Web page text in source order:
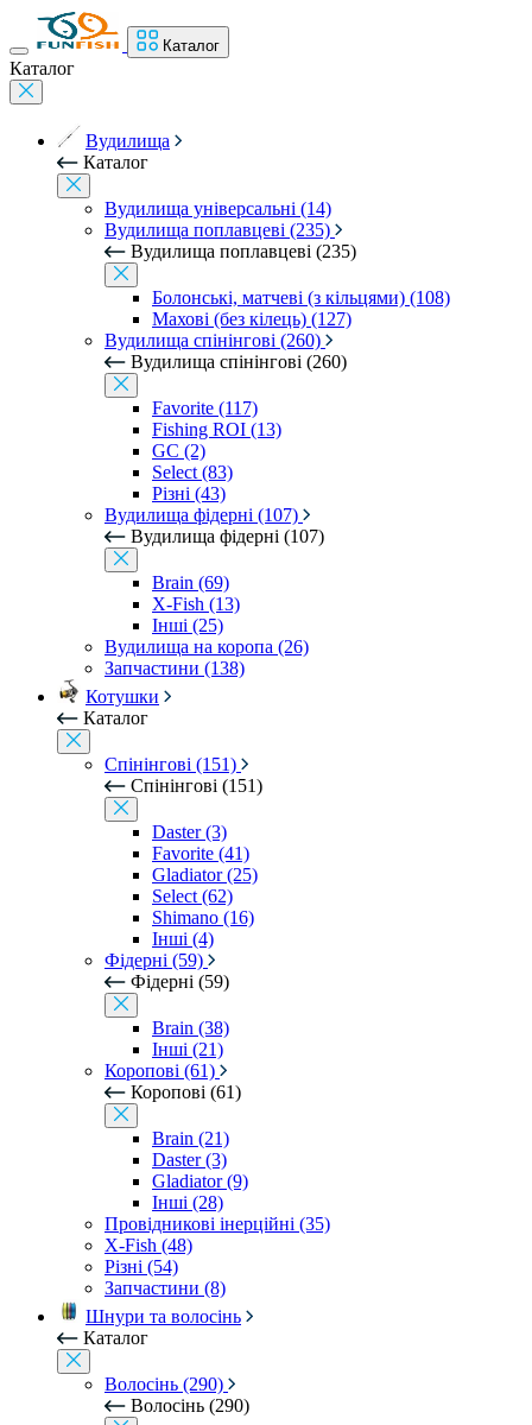
Каталог
Каталог
Вудилища
Каталог
Вудилища універсальні (14)
Вудилища поплавцеві (235)
Вудилища поплавцеві (235)
Болонські, матчеві (з кільцями) (108)
Махові (без кілець) (127)
Вудилища спінінгові (260)
Вудилища спінінгові (260)
Favorite (117)
Fishing ROI (13)
GC (2)
Select (83)
Різні (43)
Вудилища фідерні (107)
Вудилища фідерні (107)
Brain (69)
X-Fish (13)
Інші (25)
Вудилища на коропа (26)
Запчастини (138)
Котушки
Каталог
Спінінгові (151)
Спінінгові (151)
Daster (3)
Favorite (41)
Gladiator (25)
Select (62)
Shimano (16)
Інші (4)
Фідерні (59)
Фідерні (59)
Brain (38)
Інші (21)
Коропові (61)
Коропові (61)
Brain (21)
Daster (3)
Gladiator (9)
Інші (28)
Провідникові інерційні (35)
X-Fish (48)
Різні (54)
Запчастини (8)
Шнури та волосінь
Каталог
Волосінь (290)
Волосінь (290)